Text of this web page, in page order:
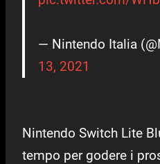
— Nintendo Italia
13, 2021
Nintendo Switch Lite
tempo per godere i